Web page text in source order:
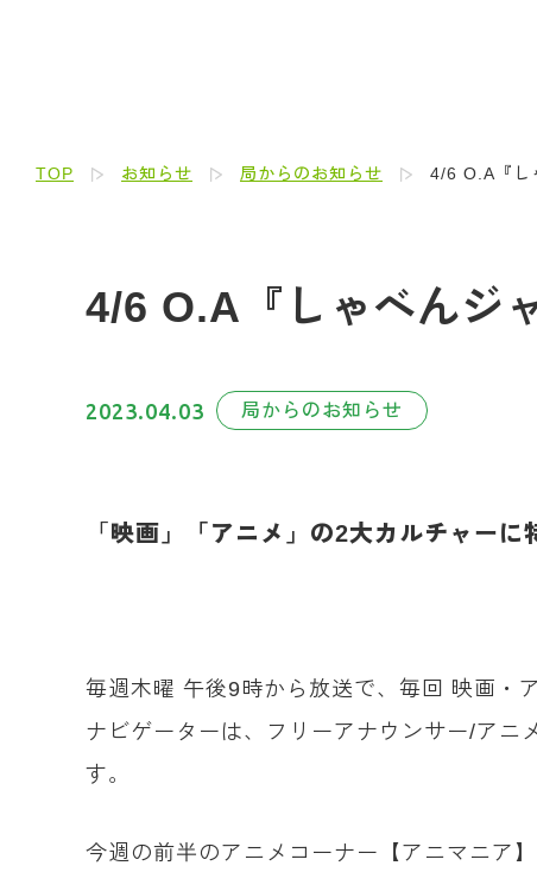
TOP お知らせ 局からのお知らせ 4/6 O.A『し
4/6 O.A『しゃべんジ
2023.04.03 局からのお知らせ
「 映画」「アニメ」の2大カルチャーに
毎週木曜 午後9時から放送で、毎回 映画・
ナビゲーターは、フリーアナウンサー/アニ
す。
今週の前半のアニメコーナー【アニマニア